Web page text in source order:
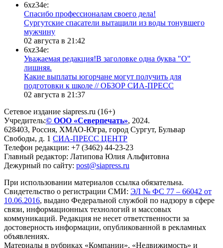
6xz34e:
Спасибо профессионалам своего дела!
Сургутские спасатели вытащили из воды тонувшего
мужчину
02 августа в 21:42
6xz34e:
Уважаемая редакция!В заголовке одна буква "О"
лишняя.
Какие выплаты югорчане могут получить для
подготовки к школе // ОБЗОР СИА-ПРЕСС
02 августа в 21:37
Сетевое издание siapress.ru (16+)
Учредитель:© ООО «Северпечать», 2024.
628403, Россия, ХМАО-Югра, город Сургут, Бульвар
Свободы, д. 1 СИА-ПРЕСС ЦЕНТР
Телефон редакции: +7 (3462) 44-23-23
Главный редактор: Латипова Юлия Альфитовна
Дежурный по сайту: post@siapress.ru
При использовании материалов ссылка обязательна.
Свидетельство о регистрации СМИ: ЭЛ № ФС 77 – 66042 от
10.06.2016, выдано Федеральной службой по надзору в сфере
связи, информационных технологий и массовых
коммуникаций. Редакция не несет ответственности за
достоверность информации, опубликованной в рекламных
объявлениях.
Материалы в рубриках «Компании», «Недвижимость» и